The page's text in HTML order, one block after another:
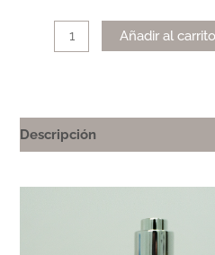
Añadir al carrito
Descripción